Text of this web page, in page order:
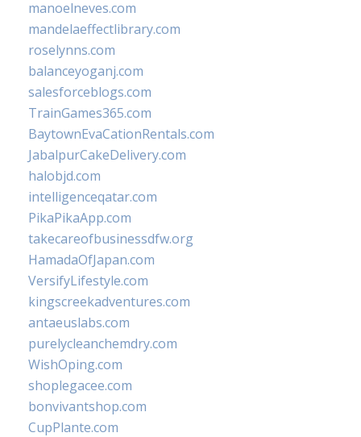
manoelneves.com
mandelaeffectlibrary.com
roselynns.com
balanceyoganj.com
salesforceblogs.com
TrainGames365.com
BaytownEvaCationRentals.com
JabalpurCakeDelivery.com
halobjd.com
intelligenceqatar.com
PikaPikaApp.com
takecareofbusinessdfw.org
HamadaOfJapan.com
VersifyLifestyle.com
kingscreekadventures.com
antaeuslabs.com
purelycleanchemdry.com
WishOping.com
shoplegacee.com
bonvivantshop.com
CupPlante.com